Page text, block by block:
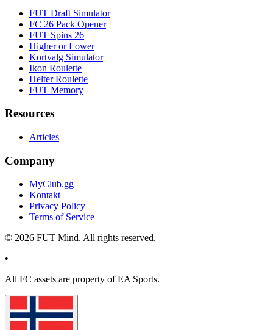
FUT Draft Simulator
FC 26 Pack Opener
FUT Spins 26
Higher or Lower
Kortvalg Simulator
Ikon Roulette
Helter Roulette
FUT Memory
Resources
Articles
Company
MyClub.gg
Kontakt
Privacy Policy
Terms of Service
© 2026 FUT Mind. All rights reserved.
•
All FC assets are property of EA Sports.